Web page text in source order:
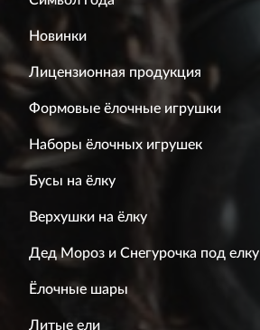
Новинки
Лицензионная продукция
Формовые ёлочные игрушки
Наборы ёлочных игрушек
Бусы на ёлку
Верхушки на ёлку
Дед Мороз и Снегурочка под елку
Ёлочные шары
Литые ели